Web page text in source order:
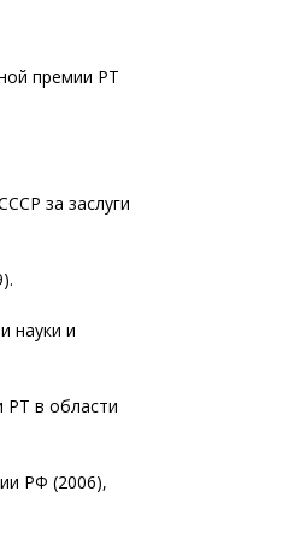
премии РТ
за заслуги
науки и
РТ в области
РФ (2006),